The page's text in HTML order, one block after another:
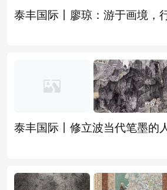
泰丰国际丨廖琼：游于画境，
泰丰国际丨修立波当代笔墨的